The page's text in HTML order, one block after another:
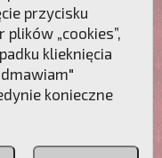
Polaków!
Przymierze
przycisku
plików „cookies”,
klieknięcia
konieczne